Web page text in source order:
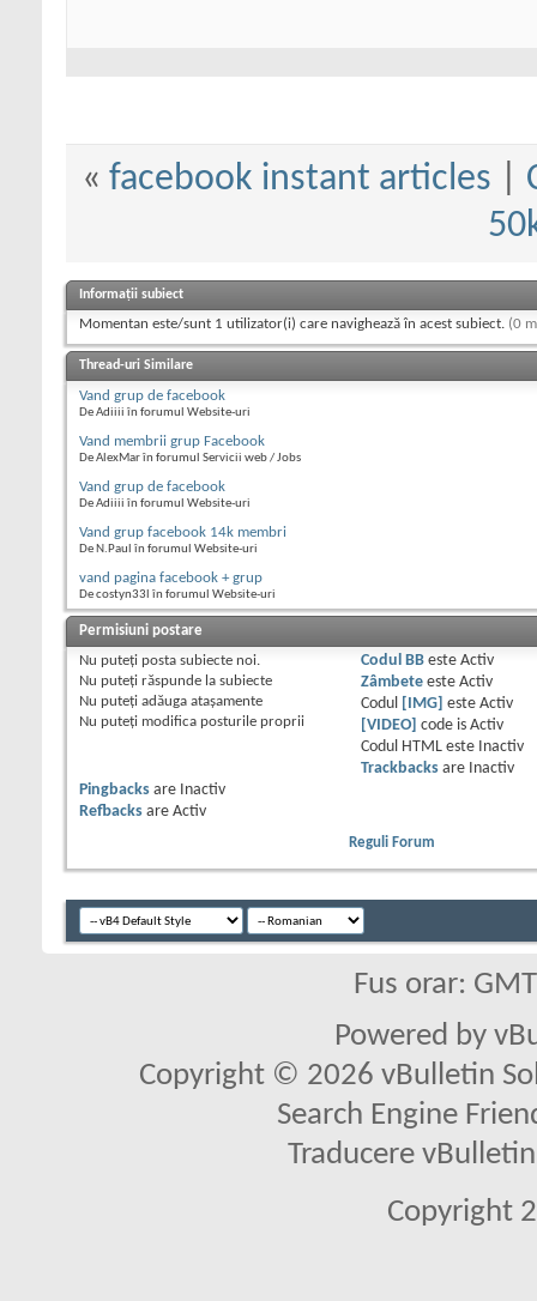
« facebook instant articles
Informații subiect
Momentan este/sunt 1 utilizator(i) care navighează în acest subiect. (0
Thread-uri Similare
Vand grup de facebook
De Adiiii în forumul Website-uri
Vand membrii grup Facebook
De AlexMar în forumul Servicii web / Jobs
Vand grup de facebook
De Adiiii în forumul Website-uri
Vand grup facebook 14k membri
De N.Paul în forumul Website-uri
vand pagina facebook + grup
De costyn33l în forumul Website-uri
Permisiuni postare
Nu puteţi posta subiecte noi.
Nu puteţi răspunde la subiecte
Nu puteţi adăuga ataşamente
Nu puteţi modifica posturile proprii
Codul BBeste Activ
Zâmbeteeste Activ
Codul
[IMG] este Activ
[VIDEO]
code is Activ
Codul HTML este
Inactiv
Trackbacksare
Inactiv
Pingbacks are
Inactiv
Refbacks are Activ
Reguli Forum
Fus orar:
Powered by
Copyright © 2026 vBulletin
Search Engine
Traducere
Copyright